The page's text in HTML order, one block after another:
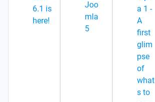
6.1 is
here!
Joo
mla
5
a 1 -
A
first
glim
pse
of
what
s to